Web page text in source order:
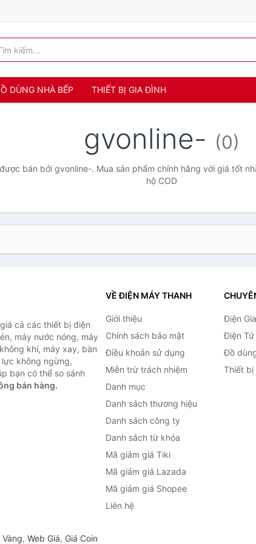
DÙNG NHÀ BẾP THIẾT BỊ GIA ĐÌNH
gvonline- (0)
bán bởi gvonline-. Mua sản phẩm chính hãng với giá tốt
hộ COD
cả các thiết bị điện
máy nước nóng, máy
khí, máy xay, bàn
lực không ngừng,
bạn có thể so sánh
bán hàng.
VỀ ĐIỆN MÁY THANH
Giới thiệu
Chính sách bảo mật
Điều khoản sử dụng
Miễn trừ trách nhiệm
Danh mục
Danh sách thương hiệu
Danh sách công ty
Danh sách từ khóa
Mã giảm giá Tiki
Mã giảm giá Lazada
Mã giảm giá Shopee
Liên hệ
Điện
Điện
Đồ
Thiết bị
Vàng, Web Giá, Giá Coin